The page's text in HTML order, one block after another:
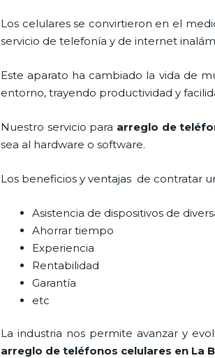
Los celulares se convirtieron en el
servicio de telefonía y de internet
Este aparato ha cambiado la vida de
entorno, trayendo productividad y
Nuestro servicio para arreglo de
sea al hardware o software.
Los beneficios y ventajas de contratar
Asistencia de dispositivos de
Ahorrar tiempo
Experiencia
Rentabilidad
Garantía
etc
La industria nos permite avanzar y
arreglo de teléfonos celulares en La